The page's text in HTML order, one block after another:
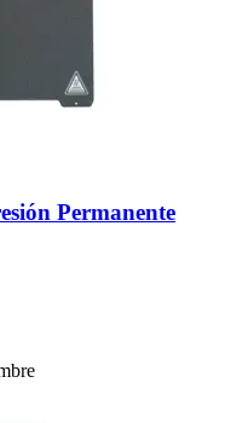
Permanente